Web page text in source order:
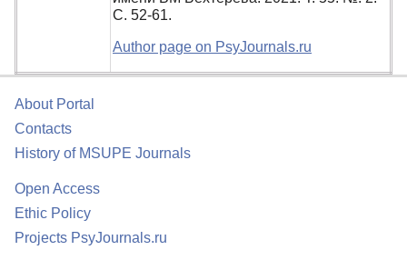
С. 52-61.
Author page on PsyJournals.ru
About Portal
Contacts
History of MSUPE Journals
Open Access
Ethic Policy
Projects PsyJournals.ru